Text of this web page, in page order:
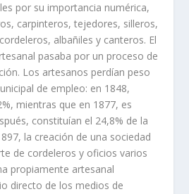
por su importancia numérica,
carpinteros, tejedores, silleros,
albañiles y canteros. El
pasaba por un proceso de
Los artesanos perdían peso
de empleo: en 1848,
mientras que en 1877, es
constituían el 24,8% de la
la creación de una sociedad
de cordeleros y oficios varios
propiamente artesanal
directo de los medios de